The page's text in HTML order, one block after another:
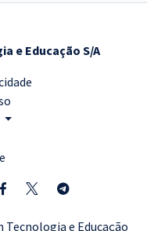
e Educação S/A
Tecnologia e Educação